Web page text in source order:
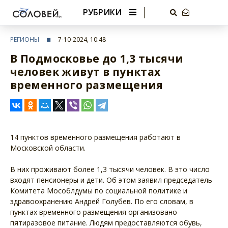
РУБРИКИ
РЕГИОНЫ 7-10-2024, 10:48
В Подмосковье до 1,3 тысячи
человек живут в пунктах
временного размещения
14 пунктов временного размещения работают в
Московской области.
В них проживают более 1,3 тысячи человек. В это число
входят пенсионеры и дети. Об этом заявил председатель
Комитета Мособлдумы по социальной политике и
здравоохранению Андрей Голубев. По его словам, в
пунктах временного размещения организовано
пятиразовое питание. Людям предоставляются обувь,